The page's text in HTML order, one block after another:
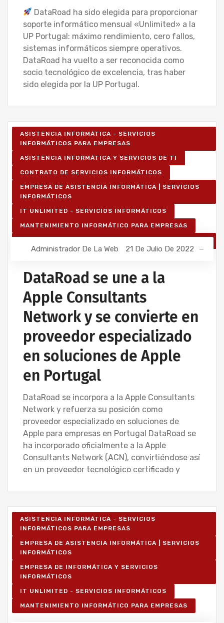
DataRoad ha sido elegida para proporcionar
soporte informático mensual «Unlimited» a la
UP Portugal: máximo rendimiento, cero fallos,
sistemas informáticos siempre operativos.
DataRoad ha vuelto a ser reconocida como
socio tecnológico de excelencia, tras haber
sido elegida por la UP Portugal.
ASISTENCIA INFORMÁTICA - SERVICIOS
INFORMÁTICOS PARA EMPRESAS
ASISTENCIA INFORMÁTICA Y SERVICIOS DE TI
CONTRATO DE SERVICIOS INFORMÁTICOS
EMPRESA DE ASISTENCIA INFORMÁTICA | SERVICIOS
INFORMÁTICOS
IT UNLIMITED - SERVICIOS INFORMÁTICOS
MANTENIMIENTO INFORMÁTICO PARA EMPRESAS
INFORMÁTICA
Administrador De La Web 21 De Julio De 2022
DataRoad se une a la
Apple Consultants
Network y se convierte en
proveedor especializado
en soluciones de Apple
en Portugal
DataRoad se incorpora a la Apple Consultants
Network y refuerza su posición como
proveedor especializado en soluciones de
Apple para empresas en Portugal DataRoad se
ha incorporado oficialmente a la Apple
Consultants Network (ACN), convirtiéndose así
en un proveedor tecnológico certificado y
ASISTENCIA INFORMÁTICA - SERVICIOS
INFORMÁTICOS PARA EMPRESAS
EMPRESA DE ASISTENCIA INFORMÁTICA | SERVICIOS
INFORMÁTICOS
EMPRESA DE INFORMÁTICA Y SERVICIOS
INFORMÁTICOS
IT UNLIMITED - SERVICIOS INFORMÁTICOS
MANTENIMIENTO INFORMÁTICO PARA EMPRESAS